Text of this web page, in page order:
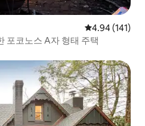
평점 4.94점(5
4.94 (141)
포코노스 A자 형태 주택